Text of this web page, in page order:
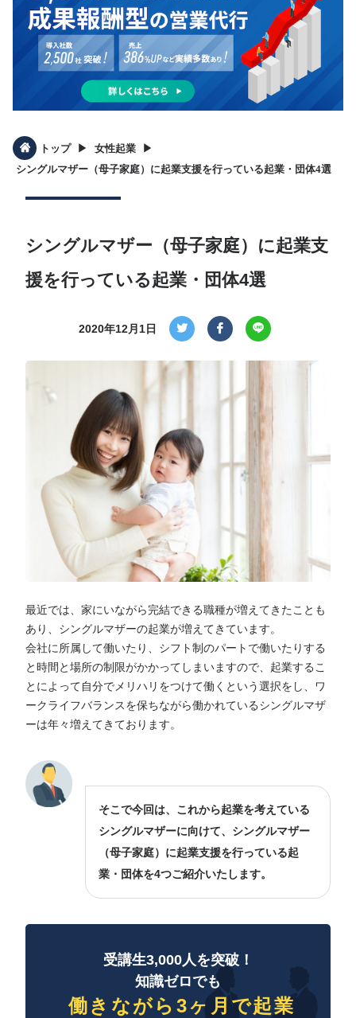
トップ ▶︎ 女性起業 ▶︎
シングルマザー（母子家庭）に起業支援を行っている起業・団体4選
シングルマザー（母子家庭）に起業支
援を行っている起業・団体4選
2020年12月1日
最近では、家にいながら完結できる職種が増えてきたことも
あり、シングルマザーの起業が増えてきています。
会社に所属して働いたり、シフト制のパートで働いたりする
と時間と場所の制限がかかってしまいますので、起業するこ
とによって自分でメリハリをつけて働くという選択をし、ワ
ークライフバランスを保ちながら働かれているシングルマザ
ーは年々増えてきております。
そこで今回は、これから起業を考えている
シングルマザーに向けて、シングルマザー
（母子家庭）に起業支援を行っている起
業・団体を4つご紹介いたします。
受講生3,000人を突破！
知識ゼロでも
働きながら3ヶ月で起業